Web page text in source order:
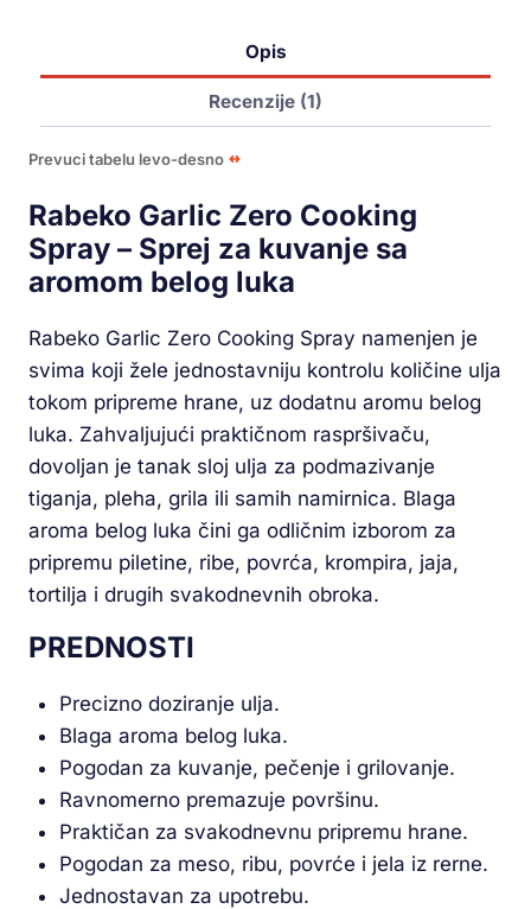
Opis
Recenzije (1)
Prevuci tabelu levo-desno
Rabeko Garlic Zero Cooking
Spray – Sprej za kuvanje sa
aromom belog luka
Rabeko Garlic Zero Cooking Spray namenjen je
svima koji žele jednostavniju kontrolu količine ulja
tokom pripreme hrane, uz dodatnu aromu belog
luka. Zahvaljujući praktičnom raspršivaču,
dovoljan je tanak sloj ulja za podmazivanje
tiganja, pleha, grila ili samih namirnica. Blaga
aroma belog luka čini ga odličnim izborom za
pripremu piletine, ribe, povrća, krompira, jaja,
tortilja i drugih svakodnevnih obroka.
PREDNOSTI
Precizno doziranje ulja.
Blaga aroma belog luka.
Pogodan za kuvanje, pečenje i grilovanje.
Ravnomerno premazuje površinu.
Praktičan za svakodnevnu pripremu hrane.
Pogodan za meso, ribu, povrće i jela iz rerne.
Jednostavan za upotrebu.